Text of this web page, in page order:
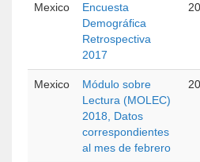
Mexico
Encuesta
Demográfica
Retrospectiva
2017
Mexico
Módulo sobre
Lectura (MOLEC)
2018, Datos
correspondientes
al mes de febrero